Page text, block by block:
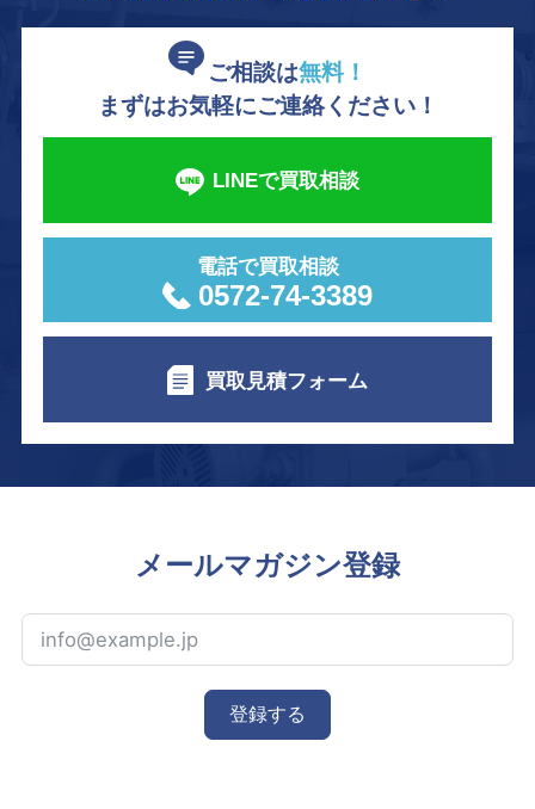
ご相談は無料！
まずはお気軽にご連絡ください！
LINEで買取相談
電話で買取相談
0572-74-3389
買取見積フォーム
メールマガジン登録
登録する